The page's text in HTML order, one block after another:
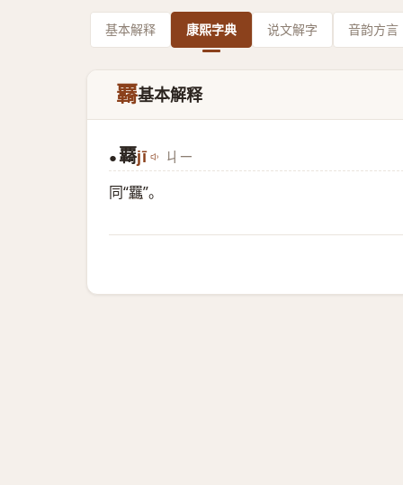
基本解释 康熙字典 说文解字 音韵方言
覉基本解释
● 覉jī ㄐㄧ
同“羈”。